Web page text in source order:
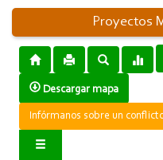
Proyectos
Descargar mapa
Infórmanos sobre un